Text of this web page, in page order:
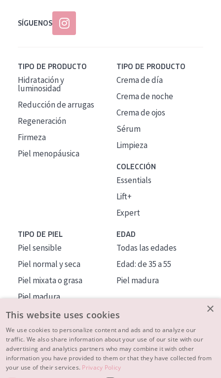
SÍGUENOS
TIPO DE PRODUCTO
Hidratación y
luminosidad
Reducción de arrugas
Regeneración
Firmeza
Piel menopáusica
TIPO DE PRODUCTO
Crema de día
Crema de noche
Crema de ojos
Sérum
Limpieza
COLECCIÓN
Essentials
Lift+
Expert
TIPO DE PIEL
Piel sensible
Piel normal y seca
Piel mixata o grasa
Piel madura
Piel expuesta al sol
Piel menopáusica
EDAD
Todas las edades
Edad: de 35 a 55
Piel madura
MÁS SOBRE NOSOTROS
INSPIRACIÓN
×
This website uses cookies
We use cookies to personalize content and ads and to analyze our
traffic. We also share information about your use of our site with our
advertising and analytics partners who may combine it with other
information you have provided to them or that they have collected from
your use of their services. Privacy Policy